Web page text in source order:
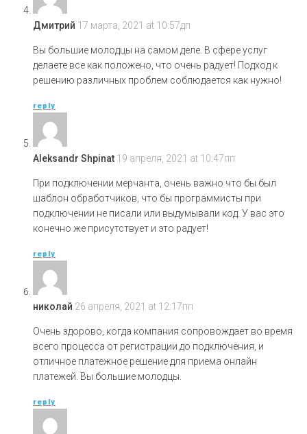
Дмитрий 17 марта, 2021 at 10:57дп
Вы большие молодцы на самом деле. В сфере услуг
делаете все как положено, что очень радует! Подход к
решению различных проблем соблюдается как нужно!
reply
Aleksandr Shpinat 19 апреля, 2021 at 10:47пп
При подключении мерчанта, очень важно что бы был
шаблон обработчиков, что бы программисты при
подключении не писали или выдумывали код. У вас это
конечно же присутствует и это радует!
reply
николай 26 апреля, 2021 at 12:17пп
Очень здорово, когда компания сопровождает во время
всего процесса от регистрации до подключения, и
отличное платежное решение для приема онлайн
платежей. Вы большие молодцы.
reply